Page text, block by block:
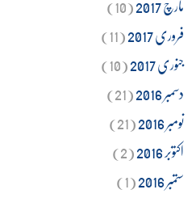
فروری 2017
(11)
جنوری 2017
(10)
دسمبر 2016
(21)
نومبر 2016
(21)
اکتوبر 2016
(2)
ستمبر 2016
(1)